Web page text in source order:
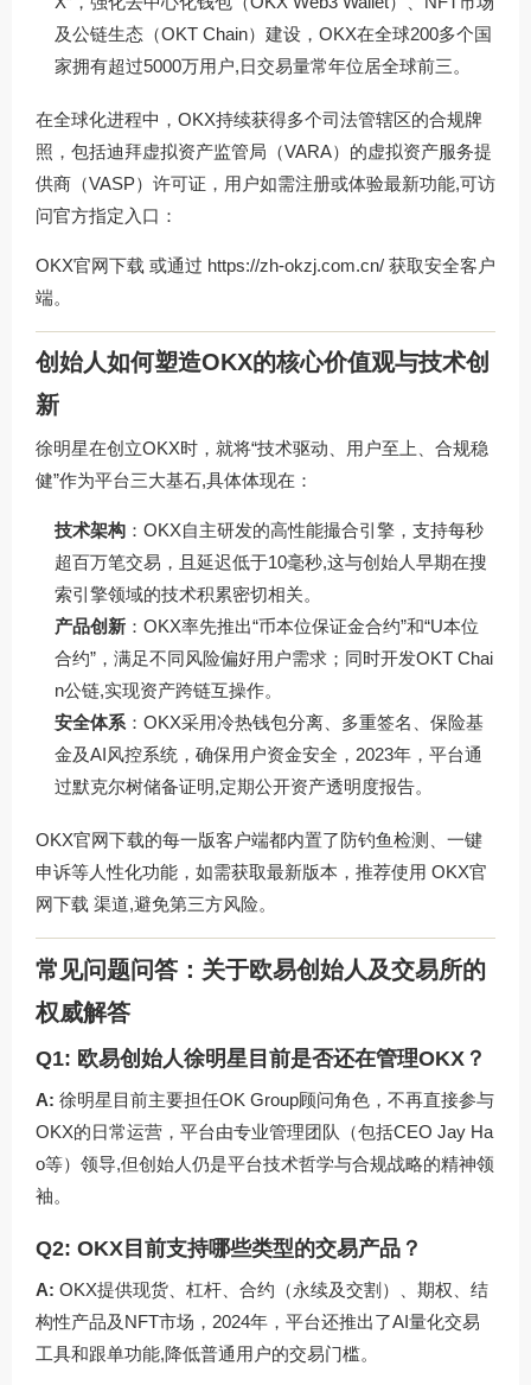
及公链生态（OKT Chain）建设，OKX在全球200多个国
家拥有超过5000万用户,日交易量常年位居全球前三。
在全球化进程中，OKX持续获得多个司法管辖区的合规牌
照，包括迪拜虚拟资产监管局（VARA）的虚拟资产服务提
供商（VASP）许可证，用户如需注册或体验最新功能,可访
问官方指定入口：
OKX官网下载 或通过 https://zh-okzj.com.cn/ 获取安全客户
端。
创始人如何塑造OKX的核心价值观与技术创
新
徐明星在创立OKX时，就将“技术驱动、用户至上、合规稳
健”作为平台三大基石,具体体现在：
技术架构 ：OKX自主研发的高性能撮合引擎，支持每秒
超百万笔交易，且延迟低于10毫秒,这与创始人早期在搜
索引擎领域的技术积累密切相关。
产品创新 ：OKX率先推出“币本位保证金合约”和“U本位
合约”，满足不同风险偏好用户需求；同时开发OKT Chai
n公链,实现资产跨链互操作。
安全体系 ：OKX采用冷热钱包分离、多重签名、保险基
金及AI风控系统，确保用户资金安全，2023年，平台通
过默克尔树储备证明,定期公开资产透明度报告。
OKX官网下载的每一版客户端都内置了防钓鱼检测、一键
申诉等人性化功能，如需获取最新版本，推荐使用 OKX官
网下载 渠道,避免第三方风险。
常见问题问答：关于欧易创始人及交易所的
权威解答
Q1: 欧易创始人徐明星目前是否还在管理OKX？
A: 徐明星目前主要担任OK Group顾问角色，不再直接参与
OKX的日常运营，平台由专业管理团队（包括CEO Jay Ha
o等）领导,但创始人仍是平台技术哲学与合规战略的精神领
袖。
Q2: OKX目前支持哪些类型的交易产品？
A: OKX提供现货、杠杆、合约（永续及交割）、期权、结
构性产品及NFT市场，2024年，平台还推出了AI量化交易
工具和跟单功能,降低普通用户的交易门槛。